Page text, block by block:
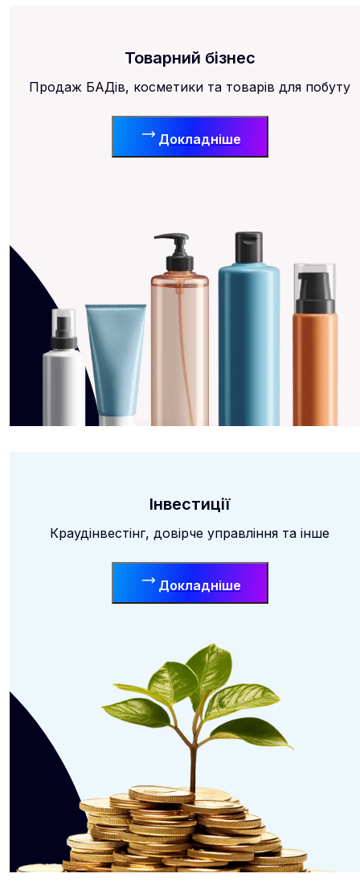
Товарний бізнес
Продаж БАДів, косметики та товарів для побуту
Докладніше
Інвестиції
Краудінвестінг, довірче управління та інше
Докладніше